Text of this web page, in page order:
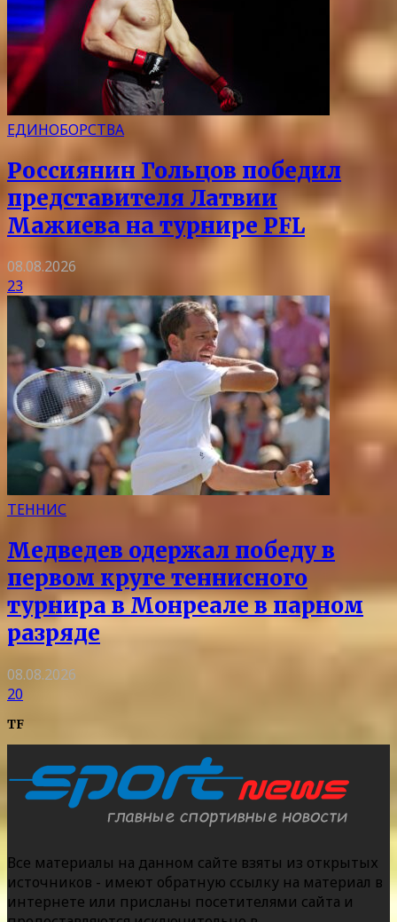
ЕДИНОБОРСТВА
Россиянин Гольцов победил
представителя Латвии
Мажиева на турнире PFL
08.08.2026
23
ТЕННИС
Медведев одержал победу в
первом круге теннисного
турнира в Монреале в парном
разряде
08.08.2026
20
TF
Все материалы на данном сайте взяты из открытых
источников - имеют обратную ссылку на материал в
интернете или присланы посетителями сайта и